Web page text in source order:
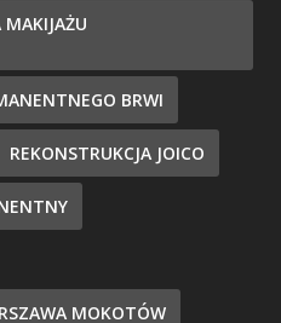
MAKIJAŻU
BRWI
REKONSTRUKCJA JOICO
MOKOTÓW